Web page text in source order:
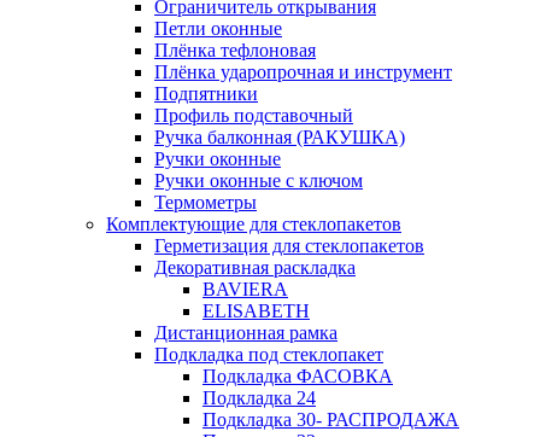
Ограничитель открывания
Петли оконные
Плёнка тефлоновая
Плёнка ударопрочная и инструмент
Подпятники
Профиль подставочный
Ручка балконная (РАКУШКА)
Ручки оконные
Ручки оконные с ключом
Термометры
Комплектующие для стеклопакетов
Герметизация для стеклопакетов
Декоративная раскладка
BAVIERA
ELISABETH
Дистанционная рамка
Подкладка под стеклопакет
Подкладка ФАСОВКА
Подкладка 24
Подкладка 30- РАСПРОДАЖА